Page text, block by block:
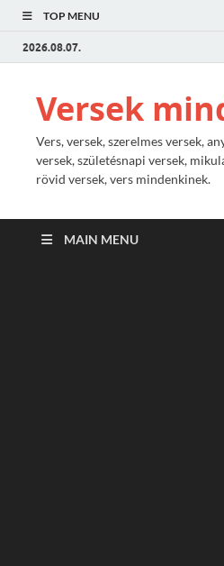
TOP MENU
2026.08.07.
Versek
Vers, versek, szerelmes versek,
versek, születésnapi versek,
rövid versek, vers mindenkinek.
MAIN MENU